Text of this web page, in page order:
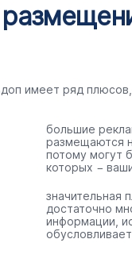
имеет ряд
большие
размещаются
потому могут
которых −
значительная
достаточно
информации,